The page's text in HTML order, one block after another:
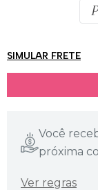
SIMULAR FRETE
Você
próxima
Ver regras